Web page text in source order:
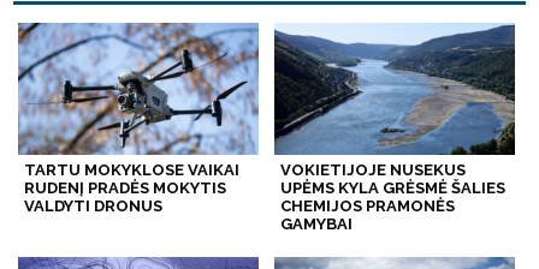
TARTU MOKYKLOSE VAIKAI
RUDENĮ PRADĖS MOKYTIS
VALDYTI DRONUS
VOKIETIJOJE NUSEKUS
UPĖMS KYLA GRĖSMĖ ŠALIES
CHEMIJOS PRAMONĖS
GAMYBAI